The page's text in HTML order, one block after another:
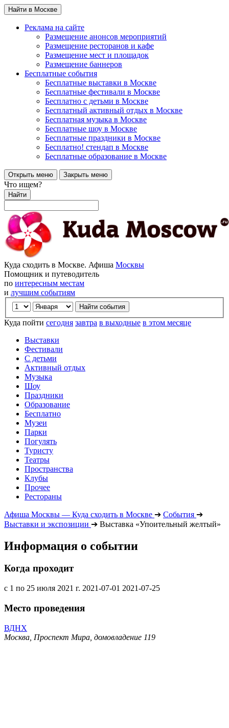
Найти в Москве
Реклама на сайте
Размещение анонсов мероприятий
Размещение ресторанов и кафе
Размещение мест и площадок
Размещение баннеров
Бесплатные события
Бесплатные выставки в Москве
Бесплатные фестивали в Москве
Бесплатно с детьми в Москве
Бесплатный активный отдых в Москве
Бесплатная музыка в Москве
Бесплатные шоу в Москве
Бесплатные праздники в Москве
Бесплатно! стендап в Москве
Бесплатные образование в Москве
Открыть меню Закрыть меню
Что ищем?
Найти
Куда сходить в Москве. Афиша Москвы
Помощник и путеводитель
по интересным местам
и лучшим событиям
Куда пойти сегодня завтра в выходные в этом месяце
Выставки
Фестивали
С детьми
Активный отдых
Музыка
Шоу
Праздники
Образование
Бесплатно
Музеи
Парки
Погулять
Туристу
Театры
Пространства
Клубы
Прочее
Рестораны
Афиша Москвы — Куда сходить в Москве ➔ События ➔
Выставки и экспозиции ➔ Выставка «Упоительный желтый»
Информация о событии
Когда проходит
с 1 по 25 июля 2021 г. 2021-07-01 2021-07-25
Место проведения
ВДНХ
Москва, Проспект Мира, домовладение 119